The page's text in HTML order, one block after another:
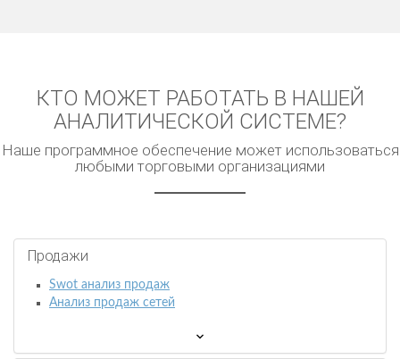
КТО МОЖЕТ РАБОТАТЬ В НАШЕЙ
АНАЛИТИЧЕСКОЙ СИСТЕМЕ?
Наше программное обеспечение может использоваться
любыми торговыми организациями
Продажи
Swot анализ продаж
Анализ продаж сетей